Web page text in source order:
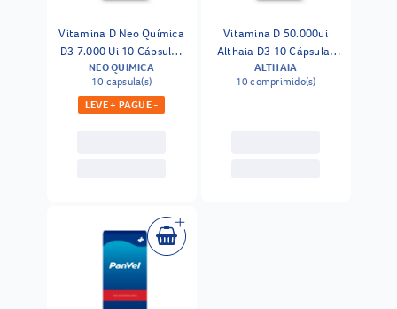
Vitamina D Neo Química
D3 7.000 Ui 10 Cápsulas
Gelatinosas
NEO QUIMICA
10 capsula(s)
LEVE + PAGUE -
Vitamina D 50.000ui
Althaia D3 10 Cápsulas
Moles
ALTHAIA
10 comprimido(s)